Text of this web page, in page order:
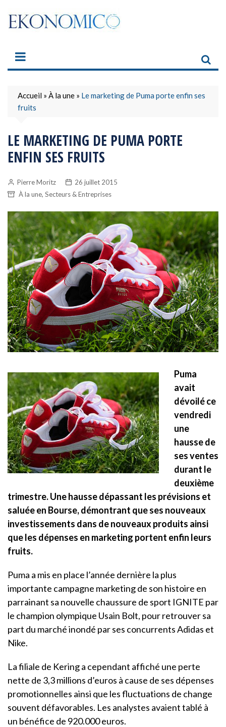
content
Accueil » À la une » Le marketing de Puma porte enfin ses
fruits
LE MARKETING DE PUMA PORTE
ENFIN SES FRUITS
Pierre Moritz
26 juillet 2015
À la une, Secteurs & Entreprises
Puma
avait
dévoilé ce
vendredi
une
hausse de
ses ventes
durant le
deuxième
trimestre. Une hausse dépassant les prévisions et
saluée en Bourse, démontrant que ses nouveaux
investissements dans de nouveaux produits ainsi
que les dépenses en marketing portent enfin leurs
fruits.
Puma a mis en place l’année dernière la plus
importante campagne marketing de son histoire en
parrainant sa nouvelle chaussure de sport IGNITE par
le champion olympique Usain Bolt, pour retrouver sa
part du marché inondé par ses concurrents Adidas et
Nike.
La filiale de Kering a cependant affiché une perte
nette de 3,3 millions d’euros à cause de ses dépenses
promotionnelles ainsi que les fluctuations de change
souvent défavorables. Les analystes avaient tablé à
un bénéfice de 920.000 euros.